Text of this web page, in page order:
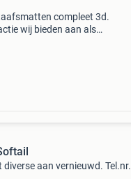
compleet 3d.
wij bieden aan als
aan vernieuwd. Tel.nr.